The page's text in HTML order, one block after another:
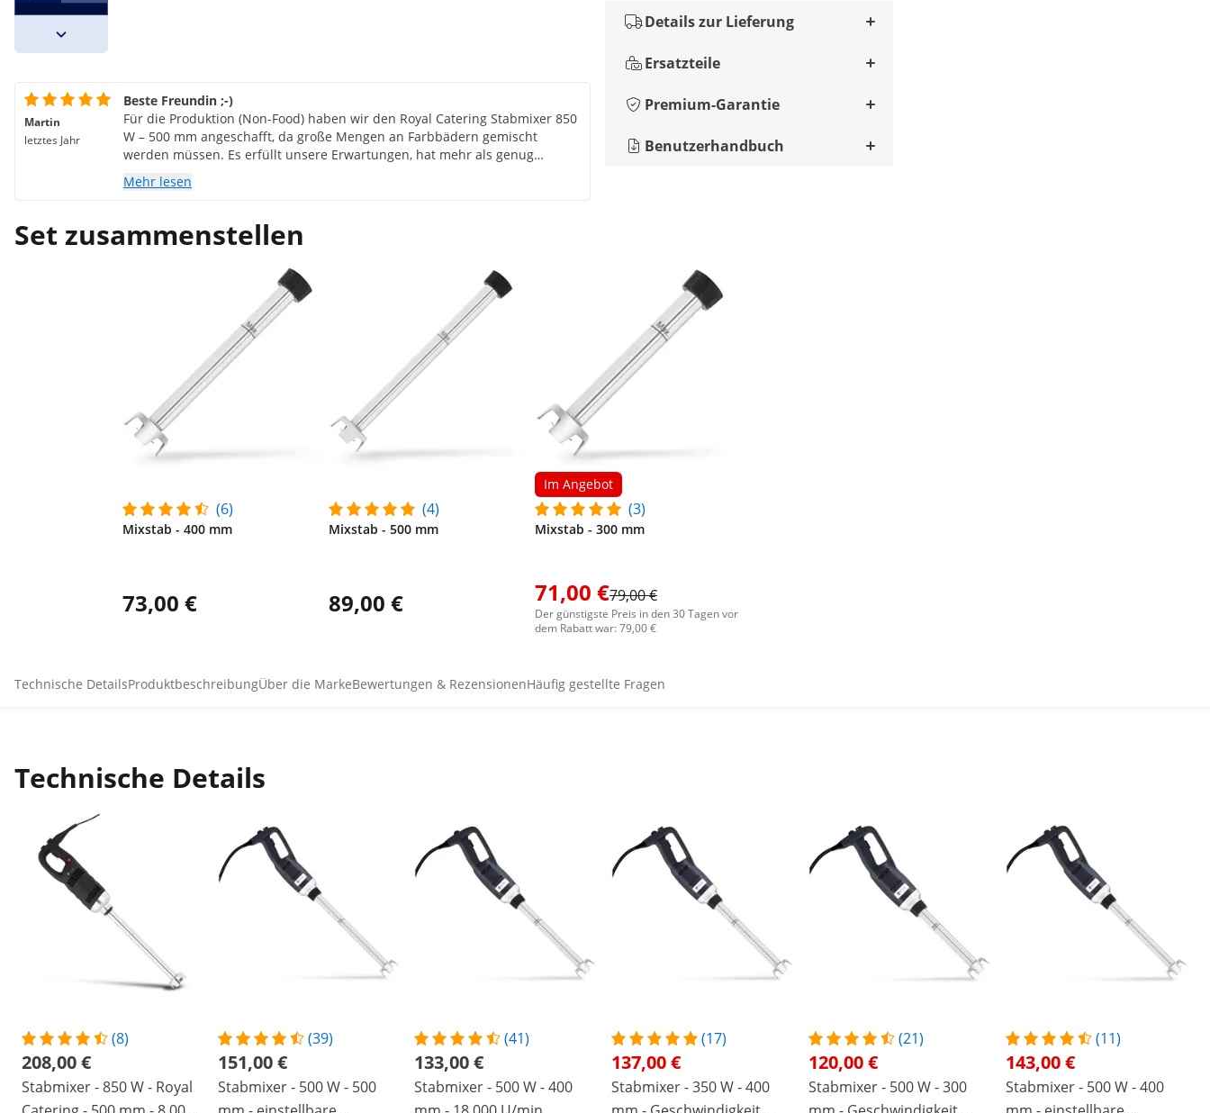
Details zur Lieferung
Ersatzteile
Premium-Garantie
Benutzerhandbuch
Martin
letztes Jahr
Beste Freundin ;-)
Für die Produktion (Non-Food) haben wir den Royal Catering Stabmixer 850
W – 500 mm angeschafft, da große Mengen an Farbbädern gemischt
werden müssen. Es erfüllt unsere Erwartungen, hat mehr als genug
Leistung und selbst nach 20-30 Minuten Mixen bei max. U/min überhitzt
nicht. Es ist kein Krümel und wiegt etwas, aber es fühlt sich trotzdem gut
Mehr lesen
Set zusammenstellen
(6)
Mixstab - 400 mm
73,00 €
(4)
Mixstab - 500 mm
89,00 €
Im Angebot
(3)
Mixstab - 300 mm
71,00 €79,00 €
Der günstigste Preis in den 30 Tagen vor
dem Rabatt war: 79,00 €
Technische DetailsProduktbeschreibungÜber die MarkeBewertungen & RezensionenHäufig gestellte Fragen
Technische Details
(8)
208,00 €
Stabmixer - 850 W - Royal
(39)
151,00 €
Stabmixer - 500 W - 500
(41)
133,00 €
Stabmixer - 500 W - 400
(17)
137,00 €
Stabmixer - 350 W - 400
(21)
120,00 €
Stabmixer - 500 W - 300
(11)
143,00 €
Stabmixer - 500 W - 400